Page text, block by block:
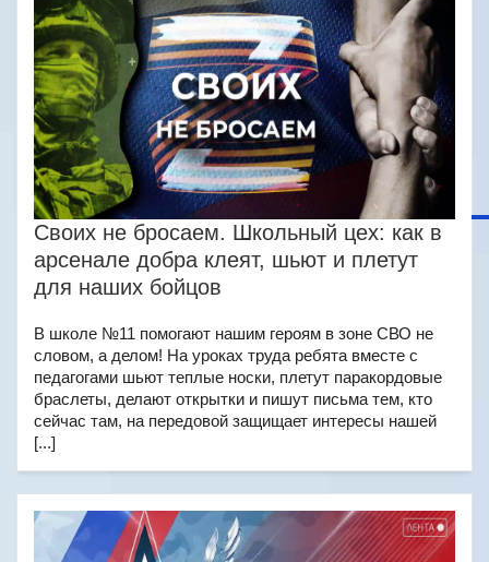
Своих не бросаем. Школьный цех: как в
арсенале добра клеят, шьют и плетут
для наших бойцов
В школе №11 помогают нашим героям в зоне СВО не
словом, а делом! На уроках труда ребята вместе с
педагогами шьют теплые носки, плетут паракордовые
браслеты, делают открытки и пишут письма тем, кто
сейчас там, на передовой защищает интересы нашей
[...]